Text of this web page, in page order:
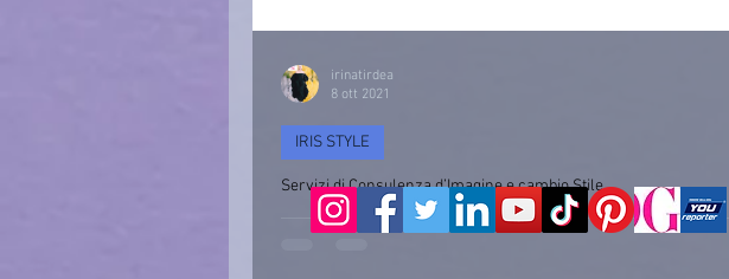
Servizi di Consulenza d’Imagine e cambio Stile
Consulenza d’immagine & Cambio Stile
IRIS STYLE
irinatirdea
8 ott 2021